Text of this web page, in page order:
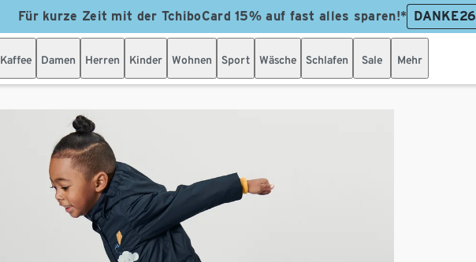
Für kurze Zeit mit der TchiboCard 15% auf fast alles sparen!* DANKE26
Kaffee Damen Herren Kinder Wohnen Sport Wäsche Schlafen Sale Mehr